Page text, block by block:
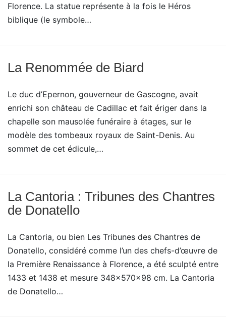
Florence. La statue représente à la fois le Héros
biblique (le symbole…
La Renommée de Biard
Le duc d’Epernon, gouverneur de Gascogne, avait
enrichi son château de Cadillac et fait ériger dans la
chapelle son mausolée funéraire à étages, sur le
modèle des tombeaux royaux de Saint-Denis. Au
sommet de cet édicule,…
La Cantoria : Tribunes des Chantres
de Donatello
La Cantoria, ou bien Les Tribunes des Chantres de
Donatello, considéré comme l’un des chefs-d’œuvre de
la Première Renaissance à Florence, a été sculpté entre
1433 et 1438 et mesure 348x570x98 cm. La Cantoria
de Donatello…